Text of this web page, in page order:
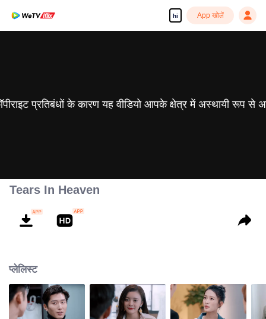
hi App खोलें
प्रतिबंधों के कारण यह वीडियो आपके क्षेत्र में अस्थायी रूप से
Tears In Heaven
प्लेलिस्ट